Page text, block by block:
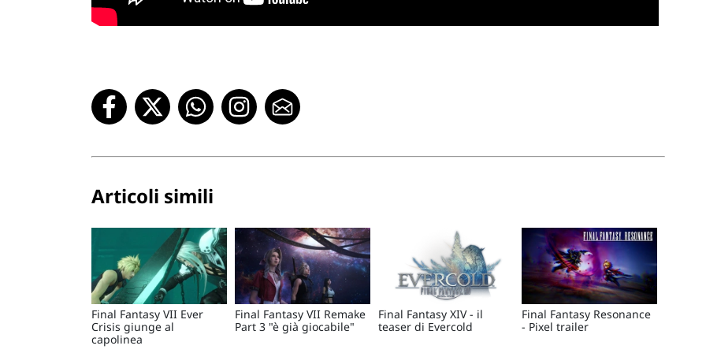
Articoli simili
Final Fantasy VII Ever
Crisis giunge al
capolinea
Final Fantasy VII Remake
Part 3 "è già giocabile"
Final Fantasy XIV - il
teaser di Evercold
Final Fantasy Resonance
- Pixel trailer